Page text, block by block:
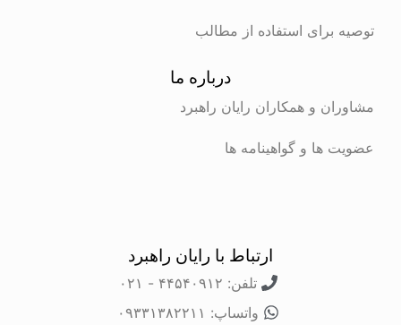
توصیه برای استفاده از مطالب
درباره ما
مشاوران و همکاران رایان راهبرد
عضویت ها و گواهینامه ها
ارتباط با رایان راهبرد
تلفن: ۴۴۵۴۰۹۱۲ - ۰۲۱
واتساپ: ۰۹۳۳۱۳۸۲۲۱۱